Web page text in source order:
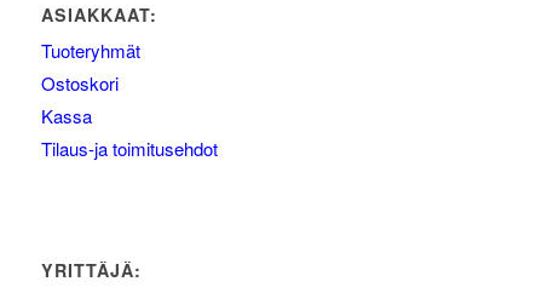
ASIAKKAAT:
Tuoteryhmät
Ostoskori
Kassa
Tilaus-ja toimitusehdot
YRITTÄJÄ: